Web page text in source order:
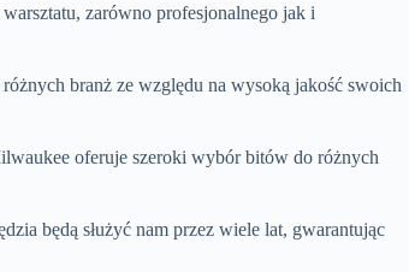
zarówno profesjonalnego jak i
branż ze względu na wysoką jakość swoich
oferuje szeroki wybór bitów do różnych
będą służyć nam przez wiele lat, gwarantując